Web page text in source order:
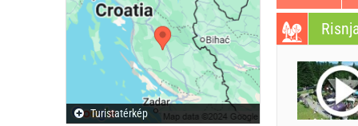
Turistatérkép